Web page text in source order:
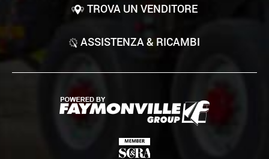
TROVA UN VENDITORE
ASSISTENZA & RICAMBI